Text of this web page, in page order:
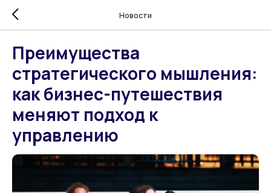
Новости
Преимущества
стратегического мышления:
как бизнес-путешествия
меняют подход к
управлению